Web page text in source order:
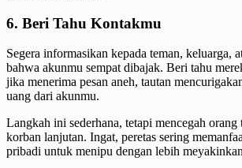
6. Beri Tahu Kontakmu
Segera informasikan kepada teman, keluarga,
bahwa akunmu sempat dibajak. Beri tahu
jika menerima pesan aneh, tautan
uang dari akunmu.
Langkah ini sederhana, tetapi mencegah orang
korban lanjutan. Ingat, peretas sering
pribadi untuk menipu dengan lebih